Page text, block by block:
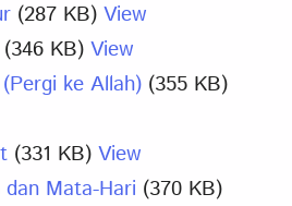
(287 KB) View
(346 KB) View
ke Allah) (355 KB)
(331 KB) View
dan Mata-Hari (370 KB)